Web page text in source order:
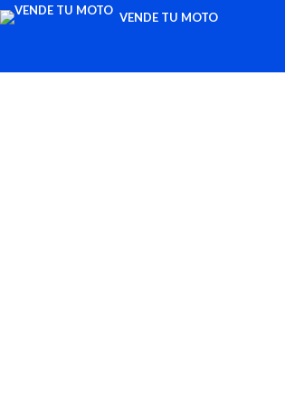
VENDE TU MOTO